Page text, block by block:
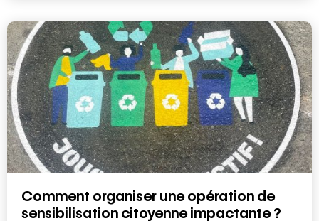
Comment organiser une opération de
sensibilisation citoyenne impactante ?